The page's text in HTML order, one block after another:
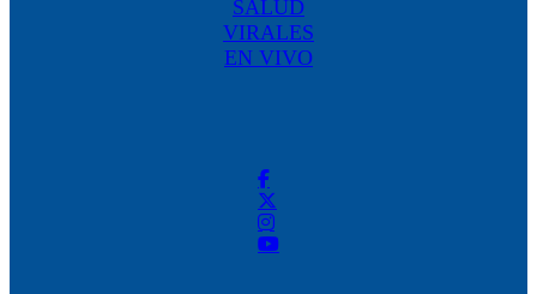
SALUD
VIRALES
EN VIVO